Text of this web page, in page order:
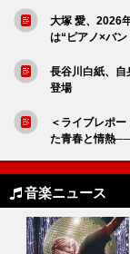
大塚 愛、2026
は“ピアノ×バン
長谷川白紙、自
登場
＜ライブレポ
た青春と情熱
音楽ニュース